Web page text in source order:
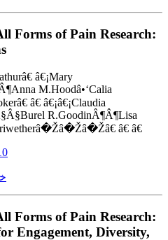
Forms of Pain Research:
â€¡Mary
M.Hoodâ•‘Calia
â€ â€¡â€¡Claudia
R.GoodinÂ¶Â¶Lisa
â€ â€
Forms of Pain Research:
Engagement, Diversity,